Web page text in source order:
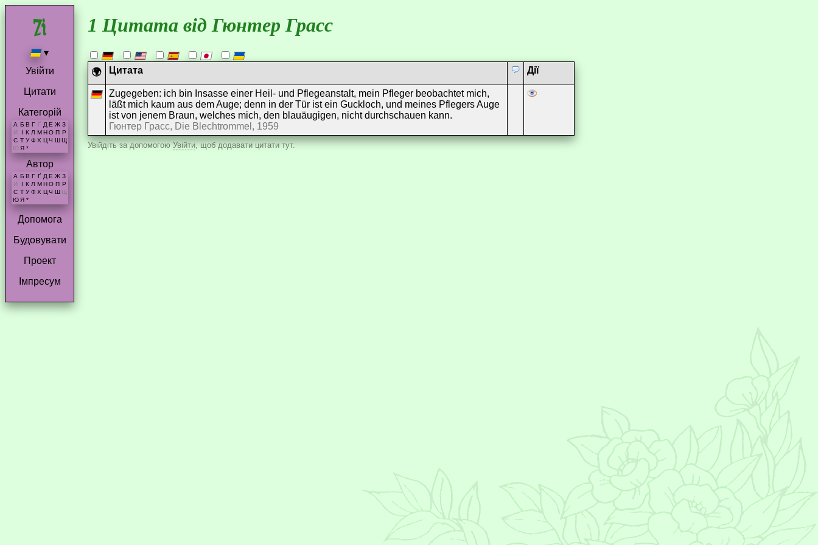
▾
Увійти
Цитати
Категорій
А Б В Г Ґ Д Е Ж З
И
І К Л М Н О П Р
С Т У Ф Х Ц Ч Ш Щ
Ю Я *
Автор
А Б В Г Ґ Д Е Ж З
И
К Л М Н О П Р
С Т У Ф Х Ц Ч Ш Щ
Ю Я *
Допомога
Будовувати
Проект
Імпресум
1 Цитата від Гюнтер Грасс
🌍 Цитата Дії
Zugegeben: ich bin Insasse einer Heil- und Pflegeanstalt, mein Pfleger beobachtet mich,
läßt mich kaum aus dem Auge; denn in der Tür ist ein Guckloch, und meines Pflegers Auge
ist von jenem Braun, welches mich, den blauäugigen, nicht durchschauen kann.
Гюнтер Грасс, Die Blechtrommel, 1959
Увійдіть за допомогоюУвійти, щоб додавати цитати тут.